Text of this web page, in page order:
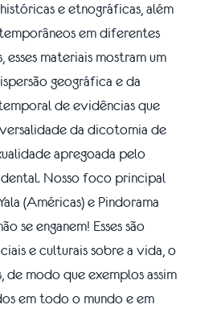
e etnográficas, além
em diferentes
esses materiais mostram um
geográfica e da
de evidências que
da dicotomia de
apregoada pelo
Nosso foco principal
(Américas) e Pindorama
se enganem! Esses são
e culturais sobre a vida, o
modo que exemplos assim
em todo o mundo e em